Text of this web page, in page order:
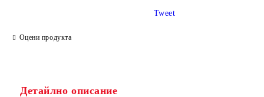
Оцени продукта
Tweet
Детайлно описание